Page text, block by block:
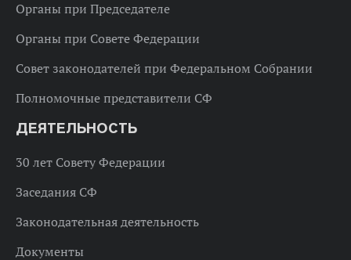
Органы при Председателе
Органы при Совете Федерации
Совет законодателей при Федеральном Собрании
Полномочные представители СФ
ДЕЯТЕЛЬНОСТЬ
30 лет Совету Федерации
Заседания СФ
Законодательная деятельность
Документы